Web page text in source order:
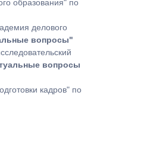
образования" по
делового
вопросы"
вопросы
кадров" по